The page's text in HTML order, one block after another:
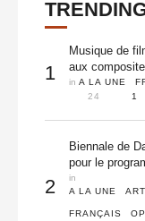
1
Musique de
aux
in A LA UNE
24
1
2
Biennale de
pour le
in
A LA UNE
FRANÇAIS